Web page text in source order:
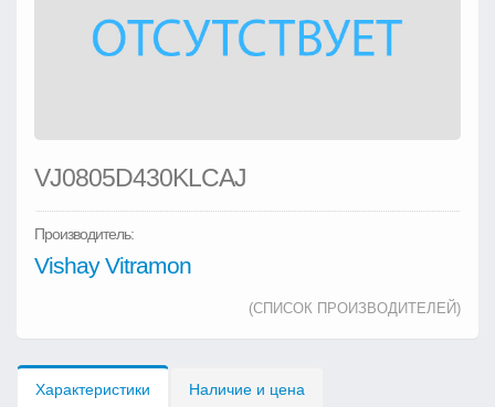
VJ0805D430KLCAJ
Производитель:
Vishay Vitramon
(СПИСОК ПРОИЗВОДИТЕЛЕЙ)
Характеристики Наличие и цена